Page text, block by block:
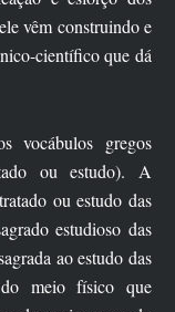
vêm construindo e
científico que dá
vocábulos gregos
ou estudo). A
ou estudo das
estudioso das
ao estudo das
meio físico que